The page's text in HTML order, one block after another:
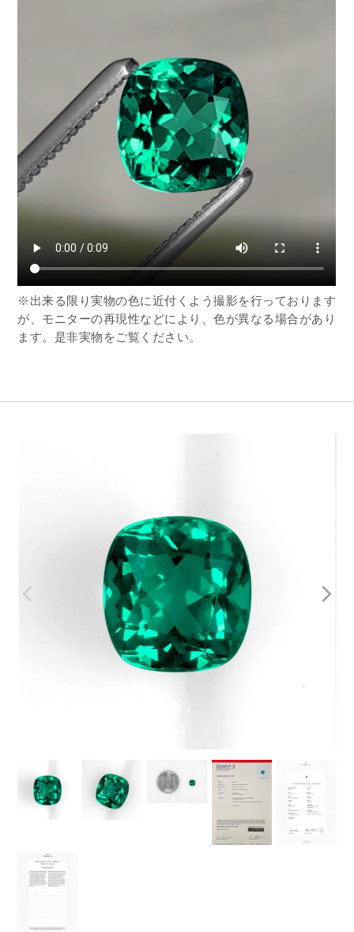
※出来る限り実物の色に近付くよう撮影を行っております
が、モニターの再現性などにより、色が異なる場合があり
ます。是非実物をご覧ください。